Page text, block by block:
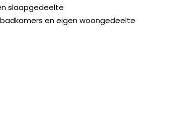
slaapgedeelte
en eigen woongedeelte